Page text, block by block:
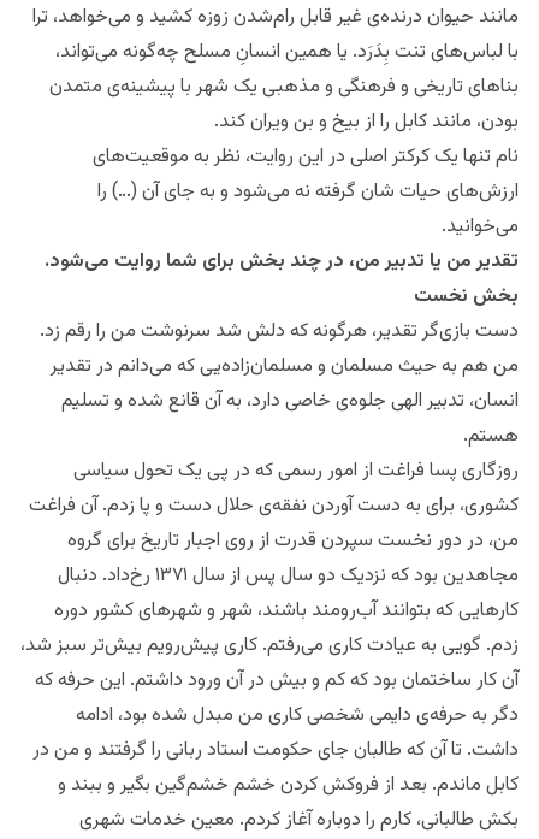
مانند حیوان درنده‌‌ی غیر قابل رام‌شدن زوزه کشید و می‌خواهد، ترا
با لباس‌های تنت بِدَرَد. یا همین انسانِ مسلح چه‌گونه می‌تواند،
بناهای تاریخی و فرهنگی و مذهبی یک شهر با پیشینه‌ی متمدن
بودن، مانند کابل را از بیخ و بن ویران کند.
نام تنها یک کرکتر اصلی در این روایت، نظر به موقعیت‌های
ارزش‌های حیات شان گرفته نه می‌شود و به جای آن (…) را
می‌خوانید.
تقدیر من یا تدبیر من، در چند بخش برای شما روایت می‌شود.
بخش نخست
دست بازی‌گر تقدیر،‌ هرگونه که دلش شد سرنوشت من را رقم زد.
من هم به حیث مسلمان و مسلمان‌‌زاده‌یی که می‌دانم در تقدیر
انسان، تدبیر الهی جلوه‌ی خاصی دارد، به آن قانع شده و تسلیم
هستم.
روزگاری پسا فراغت از امور رسمی که در پی یک تحول سیاسی
کشوری، برای به دست آوردن نفقه‌‌ی حلال دست و پا زدم. آن فراغت
من، در دور نخست سپردن قدرت از روی اجبار تاریخ برای گروه
مجاهدین بود که نزدیک دو سال پس از سال ۱۳۷۱ رخ‌داد. دنبال
کارهایی که بتوانند آب‌رومند باشند، شهر و شهرهای کشور دوره
زدم. گویی به عیادت کاری می‌رفتم. کاری پیش‌رویم بیش‌تر سبز شد،
آن کار ساختمان بود که کم و بیش در آن ورود داشتم. این حرفه که
دگر به حرفه‌ی دایمی شخصی کاری من مبدل شده بود، ادامه
داشت. تا آن که طالبان جای حکومت استاد ربانی را گرفتند و من در
کابل ماندم. بعد از فروکش کردن خشم‌ خشم‌‌گین بگیر و ببند و
بکش طالبانی، کارم را دوباره آغاز کردم. معین خدمات شهری